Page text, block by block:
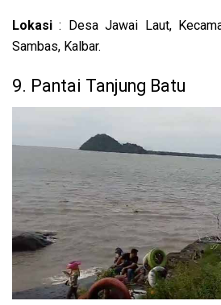
Lokasi : Desa Jawai Laut,
Sambas, Kalbar.
9. Pantai Tanjung Batu